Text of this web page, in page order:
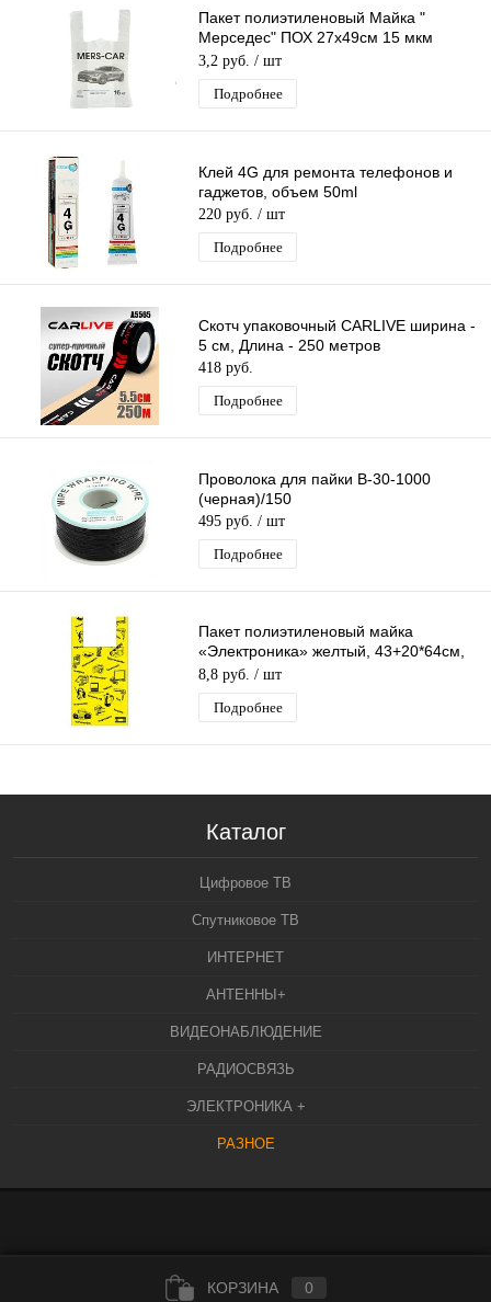
Пакет полиэтиленовый Майка "
Мерседес" ПОХ 27х49см 15 мкм
(10гр) /100шт/1000 шт*меш
3,2 руб. / шт
Подробнее
Клей 4G для ремонта телефонов и
гаджетов, объем 50ml
220 руб. / шт
Подробнее
Скотч упаковочный CARLIVE ширина -
5 см, Длина - 250 метров
418 руб.
Подробнее
Проволока для пайки B-30-1000
(черная)/150
495 руб. / шт
Подробнее
Пакет полиэтиленовый майка
«Электроника» желтый, 43+20*64см,
23 мкм
8,8 руб. / шт
Подробнее
Каталог
Цифровое ТВ
Спутниковое ТВ
ИНТЕРНЕТ
АНТЕННЫ+
ВИДЕОНАБЛЮДЕНИЕ
РАДИОСВЯЗЬ
ЭЛЕКТРОНИКА +
РАЗНОЕ
КОРЗИНА 0